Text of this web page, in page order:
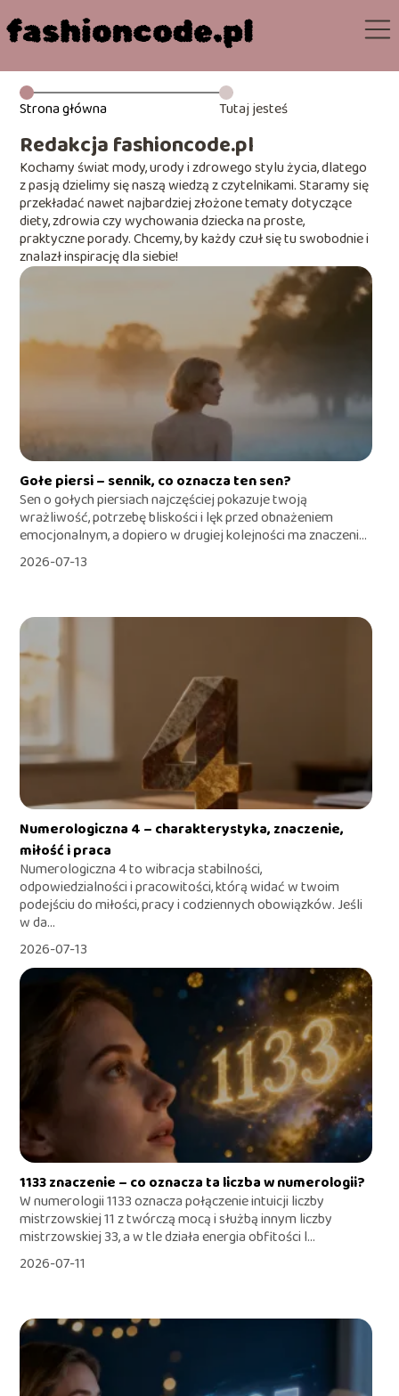
Strona główna Tutaj jesteś
Redakcja fashioncode.pl
Kochamy świat mody, urody i zdrowego stylu życia, dlatego
z pasją dzielimy się naszą wiedzą z czytelnikami. Staramy się
przekładać nawet najbardziej złożone tematy dotyczące
diety, zdrowia czy wychowania dziecka na proste,
praktyczne porady. Chcemy, by każdy czuł się tu swobodnie i
znalazł inspirację dla siebie!
Gołe piersi – sennik, co oznacza ten sen?
Sen o gołych piersiach najczęściej pokazuje twoją
wrażliwość, potrzebę bliskości i lęk przed obnażeniem
emocjonalnym, a dopiero w drugiej kolejności ma znaczeni...
2026-07-13
Numerologiczna 4 – charakterystyka, znaczenie,
miłość i praca
Numerologiczna 4 to wibracja stabilności,
odpowiedzialności i pracowitości, którą widać w twoim
podejściu do miłości, pracy i codziennych obowiązków. Jeśli
w da...
2026-07-13
1133 znaczenie – co oznacza ta liczba w numerologii?
W numerologii 1133 oznacza połączenie intuicji liczby
mistrzowskiej 11 z twórczą mocą i służbą innym liczby
mistrzowskiej 33, a w tle działa energia obfitości l...
2026-07-11